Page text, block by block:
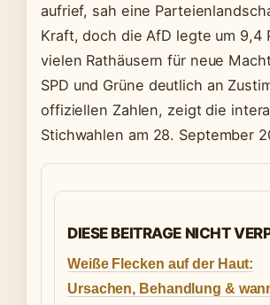
aufrief, sah eine
Kraft, doch die AfD legte um 9,4
vielen Rathäusern für neue
SPD und Grüne deutlich an
offiziellen Zahlen, zeigt die
Stichwahlen am 28. September
DIESE BEITRAGE NICHT
Weiße Flecken auf der Haut:
Ursachen, Behandlung &